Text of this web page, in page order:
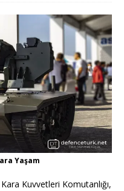
Yaşam
Kuvvetleri Komutanlığı,